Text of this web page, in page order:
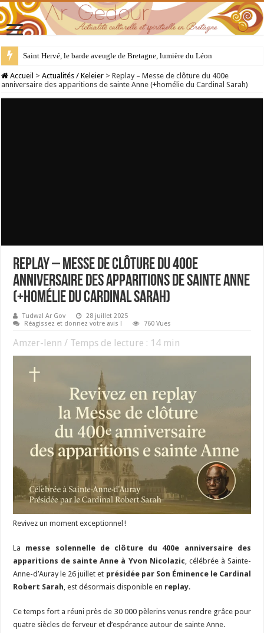
Saint Hervé, le barde aveugle de Bretagne, lumière du Léon
Accueil > Actualités / Keleier > Replay – Messe de clôture du 400e
anniversaire des apparitions de sainte Anne (+homélie du Cardinal Sarah)
Replay – Messe de clôture du 400e
anniversaire des apparitions de sainte Anne
(+homélie du Cardinal Sarah)
Tudwal Ar Gov
28 juillet 2025
Réagissez et donnez votre avis !
760 Vues
Amzer-lenn / Temps de lecture : 14 min
Revivez un moment exceptionnel !
La messe solennelle de clôture du 400e anniversaire des
apparitions de sainte Anne à Yvon Nicolazic, célébrée à Sainte-
Anne-d’Auray le 26 juillet et présidée par Son Éminence le Cardinal
Robert Sarah, est désormais disponible en replay.
Ce temps fort a réuni près de 30 000 pèlerins venus rendre grâce pour
quatre siècles de ferveur et d’espérance autour de sainte Anne.